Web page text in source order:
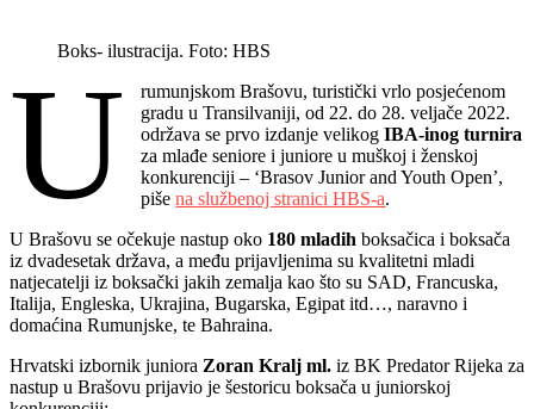
Boks- ilustracija. Foto: HBS
U
rumunjskom Brašovu, turistički vrlo posjećenom
gradu u Transilvaniji, od 22. do 28. veljače 2022.
održava se prvo izdanje velikogIBA-inog turnira
za mlađe seniore i juniore u muškoj i ženskoj
konkurenciji – ‘Brasov Junior and Youth Open’,
pišena službenoj stranici HBS-a.
U Brašovu se očekuje nastup oko 180 mladih boksačica i boksača
iz dvadesetak država, a među prijavljenima su kvalitetni mladi
natjecatelji iz boksački jakih zemalja kao što su SAD, Francuska,
Italija, Engleska, Ukrajina, Bugarska, Egipat itd…, naravno i
domaćina Rumunjske, te Bahraina.
Hrvatski izbornik juniora Zoran Kralj ml. iz BK Predator Rijeka za
nastup u Brašovu prijavio je šestoricu boksača u juniorskoj